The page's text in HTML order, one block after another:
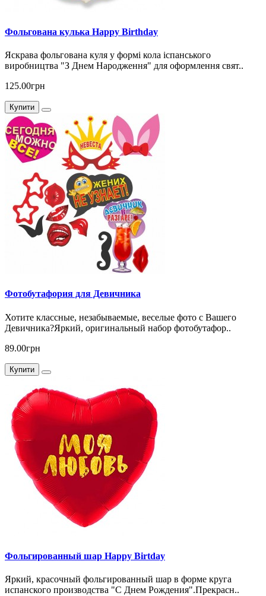
Фольгована кулька Happy Birthday
Яскрава фольгована куля у формі кола іспанського
виробництва "З Днем Народження" для оформлення свят..
125.00грн
Купити
Фотобутафория для Девичника
Хотите классные, незабываемые, веселые фото с Вашего
Девичника?Яркий, оригинальный набор фотобутафор..
89.00грн
Купити
Фольгированный шар Happy Birtday
Яркий, красочный фольгированный шар в форме круга
испанского производства "С Днем Рождения".Прекрасн..